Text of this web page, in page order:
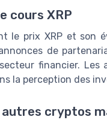
cours XRP
le prix XRP et son
de
financier.
la perception des
autres cryptos